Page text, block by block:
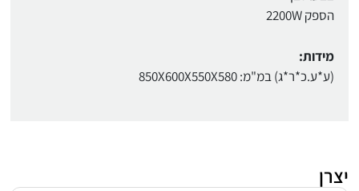
הספק 2200W
מידות:
(ע*ע.כ*ר*ג) במ"מ: 850X600X550X580
יצרן